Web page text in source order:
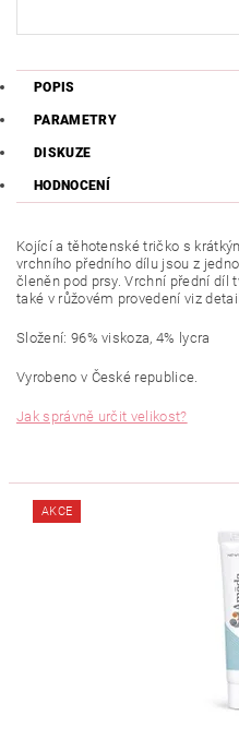
POPIS
PARAMETRY
DISKUZE
HODNOCENÍ
Kojící a těhotenské tričko s
vrchního předního dílu jsou z
členěn pod prsy. Vrchní přední díl
také v růžovém provedení viz
Složení: 96% viskoza, 4% lycra
Vyrobeno v České republice.
Jak správně určit velikost?
AKCE